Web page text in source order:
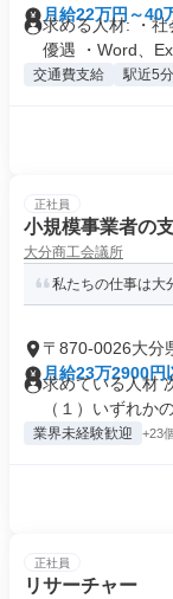
月給22万円～40
求める人材: ・
優遇 ・Word、
交通費支給 駅近5
正社員
小規模事業者の
大分商工会議所
私たちの仕事は大
〒870-0026大分
月給23万2900円
求めている人材
（１）いずれか
業界未経験歓迎 +23
正社員
リサーチャー